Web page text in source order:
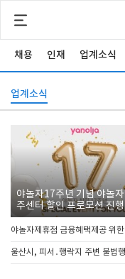
채용 인재 업계소식
업계소식
야놀자17주년 기념 야놀
주센터 할인 프로모션 진행
야놀자제휴점 금융혜택제공 위
울산시, 피서․행락지 주변 불법